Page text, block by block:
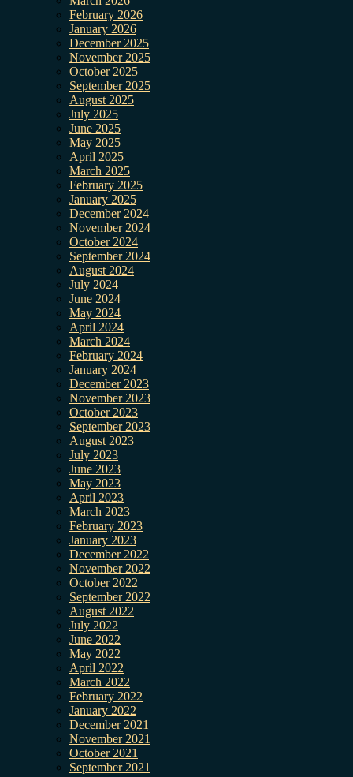
February 2026
January 2026
December 2025
November 2025
October 2025
September 2025
August 2025
July 2025
June 2025
May 2025
April 2025
March 2025
February 2025
January 2025
December 2024
November 2024
October 2024
September 2024
August 2024
July 2024
June 2024
May 2024
April 2024
March 2024
February 2024
January 2024
December 2023
November 2023
October 2023
September 2023
August 2023
July 2023
June 2023
May 2023
April 2023
March 2023
February 2023
January 2023
December 2022
November 2022
October 2022
September 2022
August 2022
July 2022
June 2022
May 2022
April 2022
March 2022
February 2022
January 2022
December 2021
November 2021
October 2021
September 2021